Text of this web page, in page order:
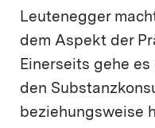
Leutenegger
dem Aspekt der
Einerseits gehe
den
beziehungsweise